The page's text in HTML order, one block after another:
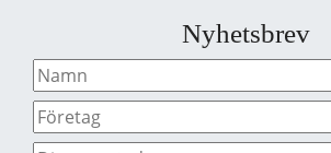
Nyhetsbrev